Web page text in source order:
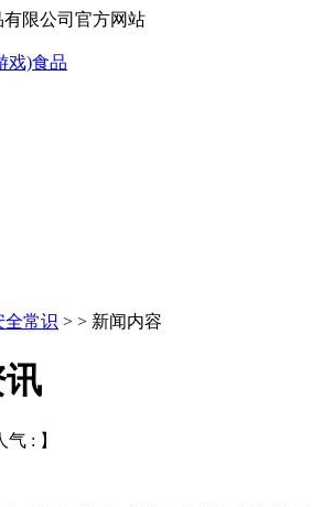
限公司官方网站
全常识 > > 新闻内容
讯
气 : 】